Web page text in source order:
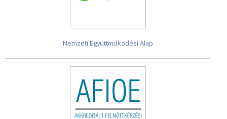
Nemzeti Együttműködési Alap